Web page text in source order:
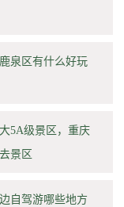
泉区有什么好玩
5A级景区，重庆
景区
自驾游哪些地方